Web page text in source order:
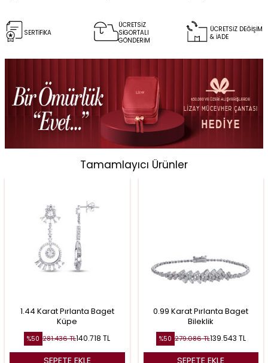
SERTİFİKA
ÜCRETSİZ
SİGORTALI
GÖNDERİM
ÜCRETSİZ DEĞİŞİM
& İADE
Tamamlayıcı Ürünler
1.44 Karat Pırlanta Baget
Küpe
%50 281.436TL140.718 TL
SEPETE EKLE
0.99 Karat Pırlanta Baget
Bileklik
%50 279.086TL139.543 TL
SEPETE EKLE